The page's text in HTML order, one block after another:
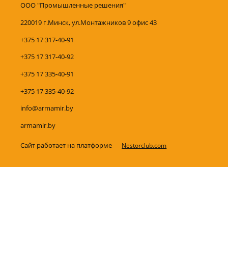
ООО "Промышленные решения"
220019 г.Минск, ул.Монтажников 9 офис 43
+375 17 317-40-91
+375 17 317-40-92
+375 17 335-40-91
+375 17 335-40-92
info@armamir.by
armamir.by
Сайт работает на платформе Nestorclub.com